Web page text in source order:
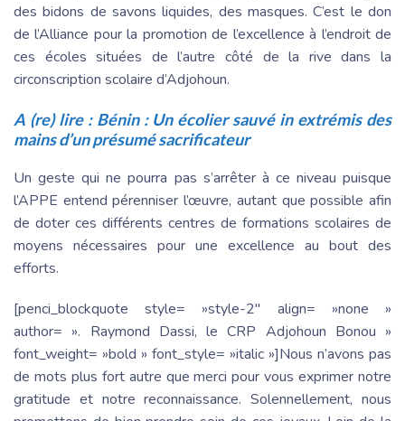
des bidons de savons liquides, des masques. C’est le don
de l’Alliance pour la promotion de l’excellence à l’endroit de
ces écoles situées de l’autre côté de la rive dans la
circonscription scolaire d’Adjohoun.
A (re) lire : Bénin : Un écolier sauvé in extrémis des
mains d’un présumé sacrificateur
Un geste qui ne pourra pas s’arrêter à ce niveau puisque
l’APPE entend pérenniser l’œuvre, autant que possible afin
de doter ces différents centres de formations scolaires de
moyens nécessaires pour une excellence au bout des
efforts.
[penci_blockquote style= »style-2″ align= »none »
author= ». Raymond Dassi, le CRP Adjohoun Bonou »
font_weight= »bold » font_style= »italic »]Nous n’avons pas
de mots plus fort autre que merci pour vous exprimer notre
gratitude et notre reconnaissance. Solennellement, nous